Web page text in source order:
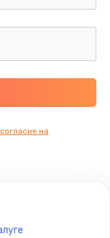
согласие на